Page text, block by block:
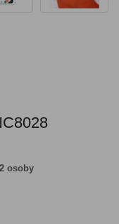
osoby